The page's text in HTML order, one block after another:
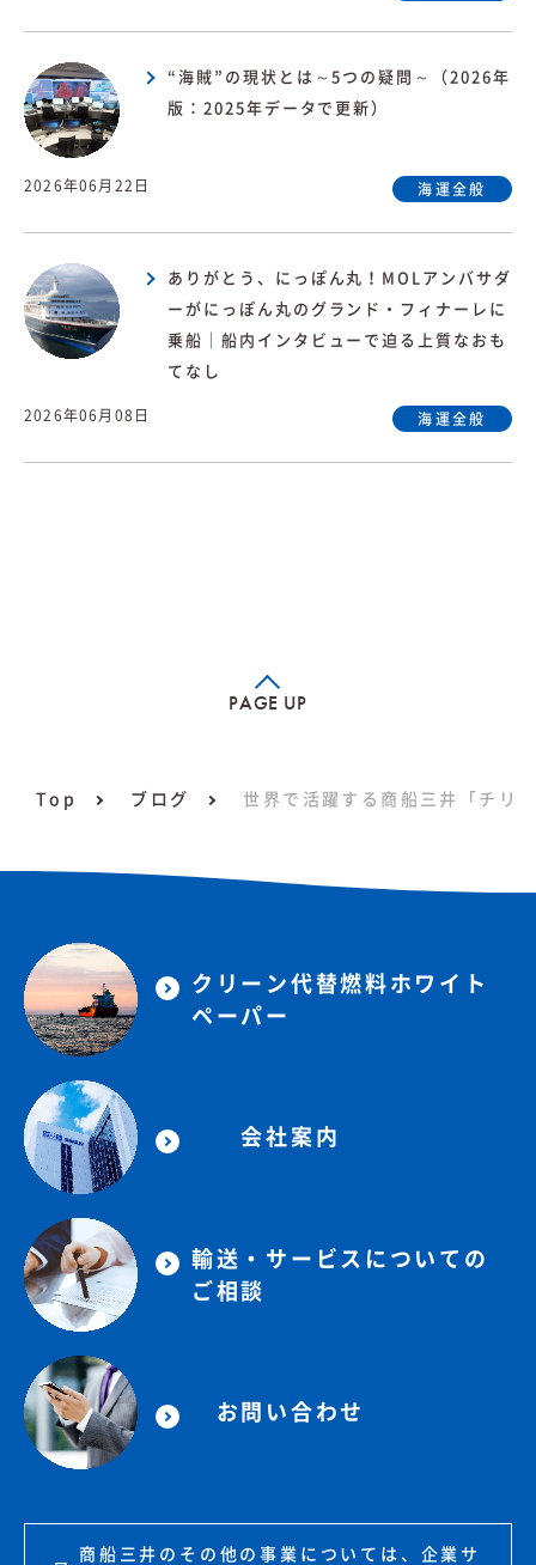
“海賊”の現状とは～5つの疑問～（2026年
版：2025年データで更新）
2026年06月22日 海運全般
ありがとう、にっぽん丸！MOLアンバサダ
ーがにっぽん丸のグランド・フィナーレに
乗船｜船内インタビューで迫る上質なおも
てなし
2026年06月08日 海運全般
PAGE UP
Top ブログ 世界で活躍する商船三井「チリ
クリーン代替燃料ホワイト
ペーパー
会社案内
輸送・サービスについての
ご相談
お問い合わせ
商船三井のその他の事業については、企業サ